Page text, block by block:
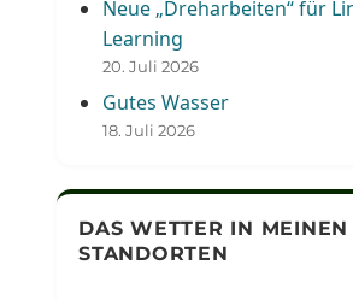
Neue „Dreharbeiten“ für
Learning
20. Juli 2026
Gutes Wasser
18. Juli 2026
DAS WETTER IN
STANDORTEN